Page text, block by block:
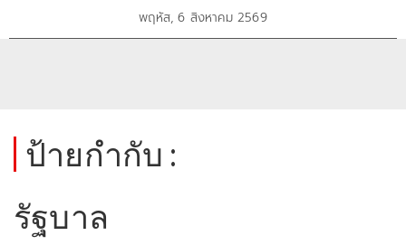
พฤหัส, 6 สิงหาคม 2569
ป้ายกำกับ :
รัฐบาล